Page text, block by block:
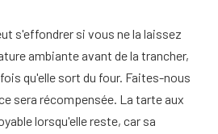
s'effondrer si vous ne la laissez
ambiante avant de la trancher,
qu'elle sort du four. Faites-nous
sera récompensée. La tarte aux
lorsqu'elle reste, car sa